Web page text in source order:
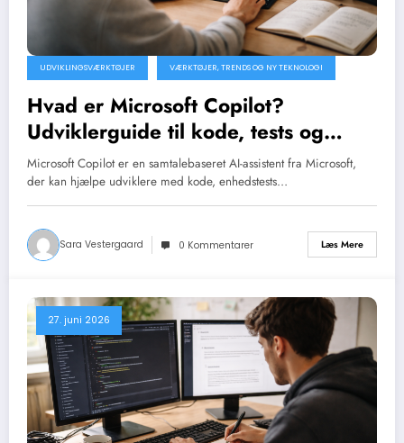
UDVIKLINGSVÆRKTØJER VÆRKTØJER, TRENDS OG NY TEKNOLOGI
Hvad er Microsoft Copilot?
Udviklerguide til kode, tests og
dokumentation
Microsoft Copilot er en samtalebaseret AI-assistent fra Microsoft,
der kan hjælpe udviklere med kode, enhedstests…
Sara Vestergaard 0 Kommentarer Læs Mere
27. juni 2026